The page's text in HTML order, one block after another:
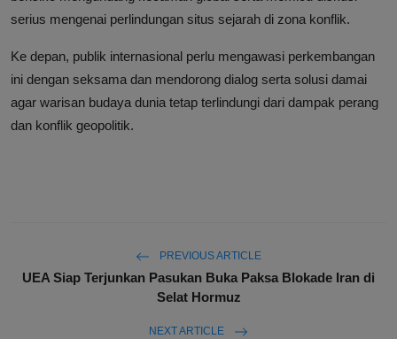
serius mengenai perlindungan situs sejarah di zona konflik.
Ke depan, publik internasional perlu mengawasi perkembangan
ini dengan seksama dan mendorong dialog serta solusi damai
agar warisan budaya dunia tetap terlindungi dari dampak perang
dan konflik geopolitik.
PREVIOUS ARTICLE
UEA Siap Terjunkan Pasukan Buka Paksa Blokade Iran di
Selat Hormuz
NEXT ARTICLE